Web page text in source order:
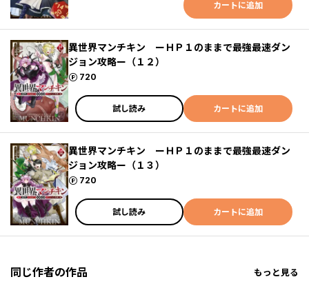
カートに追加
異世界マンチキン ーＨＰ１のままで最強最速ダン
ジョン攻略ー（１２）
720
ポイント
試し読み カートに追加
異世界マンチキン ーＨＰ１のままで最強最速ダン
ジョン攻略ー（１３）
720
ポイント
試し読み カートに追加
同じ作者の作品 もっと見る